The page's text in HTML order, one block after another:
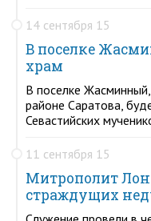
14 сентября 15
В поселке
храм
В поселке
районе Саратова,
Севастийских
11 сентября 15
Митрополит
страждущих